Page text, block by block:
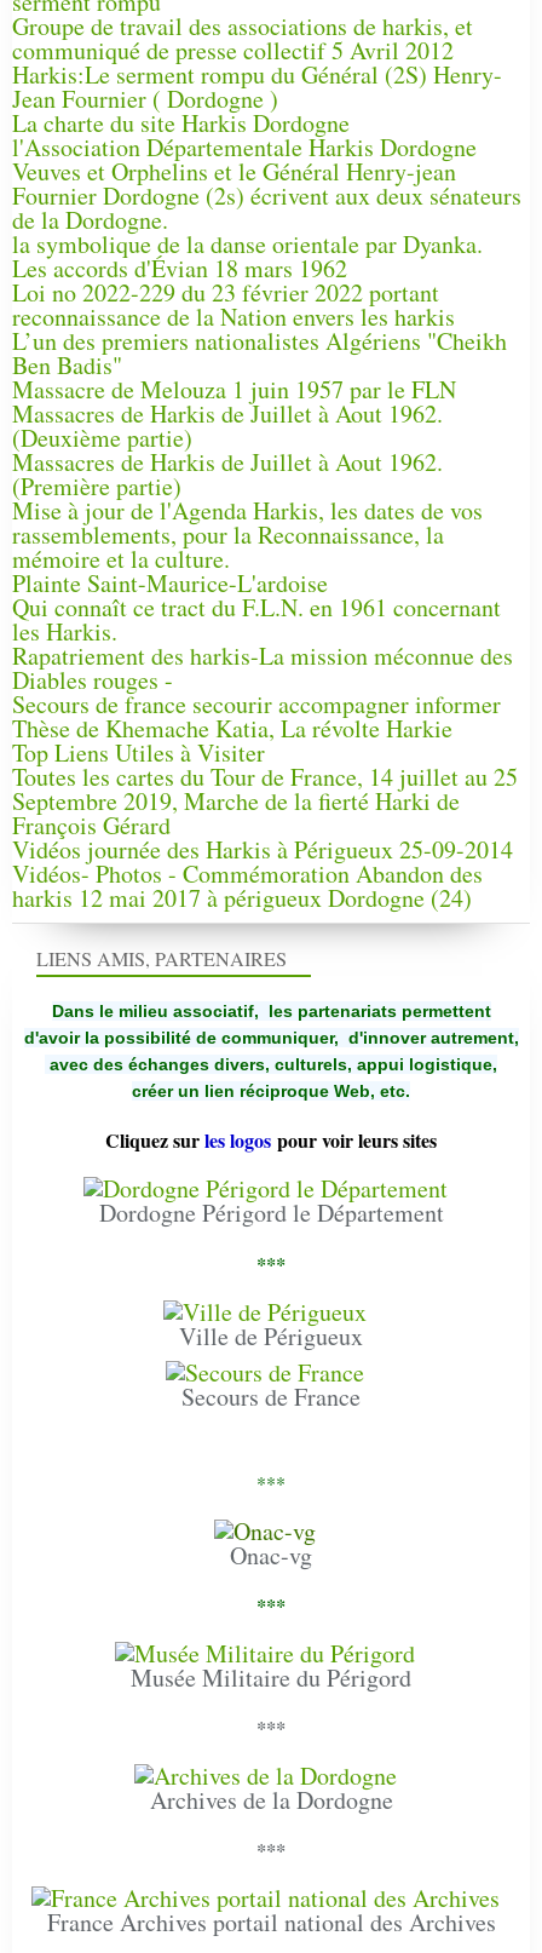
Groupe de travail des associations de harkis, et
communiqué de presse collectif 5 Avril 2012
Harkis:Le serment rompu du Général (2S) Henry-
Jean Fournier ( Dordogne )
La charte du site Harkis Dordogne
l'Association Départementale Harkis Dordogne
Veuves et Orphelins et le Général Henry-jean
Fournier Dordogne (2s) écrivent aux deux sénateurs
de la Dordogne.
la symbolique de la danse orientale par Dyanka.
Les accords d'Évian 18 mars 1962
Loi no 2022-229 du 23 février 2022 portant
reconnaissance de la Nation envers les harkis
L’un des premiers nationalistes Algériens "Cheikh
Ben Badis"
Massacre de Melouza 1 juin 1957 par le FLN
Massacres de Harkis de Juillet à Aout 1962.
(Deuxième partie)
Massacres de Harkis de Juillet à Aout 1962.
(Première partie)
Mise à jour de l'Agenda Harkis, les dates de vos
rassemblements, pour la Reconnaissance, la
mémoire et la culture.
Plainte Saint-Maurice-L'ardoise
Qui connaît ce tract du F.L.N. en 1961 concernant
les Harkis.
Rapatriement des harkis-La mission méconnue des
Diables rouges -
Secours de france secourir accompagner informer
Thèse de Khemache Katia, La révolte Harkie
Top Liens Utiles à Visiter
Toutes les cartes du Tour de France, 14 juillet au 25
Septembre 2019, Marche de la fierté Harki de
François Gérard
Vidéos journée des Harkis à Périgueux 25-09-2014
Vidéos- Photos - Commémoration Abandon des
harkis 12 mai 2017 à périgueux Dordogne (24)
LIENS AMIS, PARTENAIRES
Dans le milieu associatif, les partenariats permettent
d'avoir la possibilité de communiquer, d'innover autrement,
avec des échanges divers, culturels, appui logistique,
créer un lien réciproque Web, etc.
Cliquez surles logos pour voir leurs sites
Dordogne Périgord le Département
***
Ville de Périgueux
Secours de France
***
Onac-vg
***
Musée Militaire du Périgord
***
Archives de la Dordogne
***
France Archives portail national des Archives